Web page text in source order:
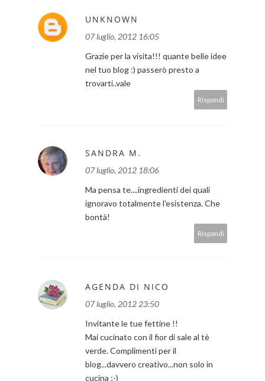
UNKNOWN
07 luglio, 2012 16:05
Grazie per la visita!!! quante belle idee
nel tuo blog :) passerò presto a
trovarti..vale
Rispondi
SANDRA M.
07 luglio, 2012 18:06
Ma pensa te....ingredienti dei quali
ignoravo totalmente l'esistenza. Che
bontà!
Rispondi
AGENDA DI NICO
07 luglio, 2012 23:50
Invitante le tue fettine !!
Mai cucinato con il fior di sale al tè
verde. Complimenti per il
blog...davvero creativo...non solo in
cucina ;-)